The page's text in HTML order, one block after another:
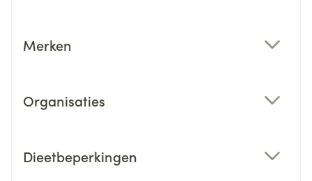
Merken
Organisaties
Dieetbeperkingen